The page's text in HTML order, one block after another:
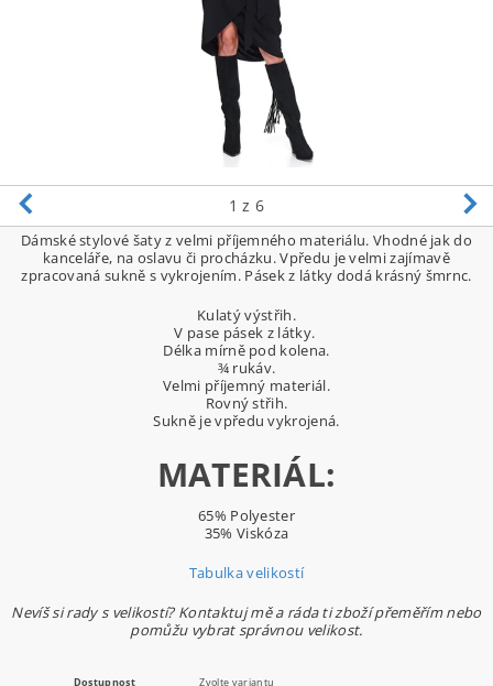
1 z 6
Dámské stylové šaty z velmi příjemného materiálu. Vhodné jak do
kanceláře, na oslavu či procházku. Vpředu je velmi zajímavě
zpracovaná sukně s vykrojením. Pásek z látky dodá krásný šmrnc.
Kulatý výstřih.
V pase pásek z látky.
Délka mírně pod kolena.
¾ rukáv.
Velmi příjemný materiál.
Rovný střih.
Sukně je vpředu vykrojená.
MATERIÁL:
65% Polyester
35% Viskóza
Tabulka velikostí
Nevíš si rady s velikostí? Kontaktuj mě a ráda ti zboží přeměřím nebo
pomůžu vybrat správnou velikost.
Dostupnost Zvolte variantu